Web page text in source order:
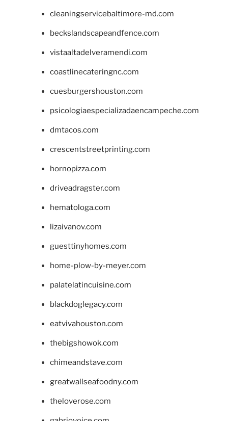
cleaningservicebaltimore-md.com
beckslandscapeandfence.com
vistaaltadelveramendi.com
coastlinecateringnc.com
cuesburgershouston.com
psicologiaespecializadaencampeche.com
dmtacos.com
crescentstreetprinting.com
hornopizza.com
driveadragster.com
hematologa.com
lizaivanov.com
guesttinyhomes.com
home-plow-by-meyer.com
palatelatincuisine.com
blackdoglegacy.com
eatvivahouston.com
thebigshowok.com
chimeandstave.com
greatwallseafoodny.com
theloverose.com